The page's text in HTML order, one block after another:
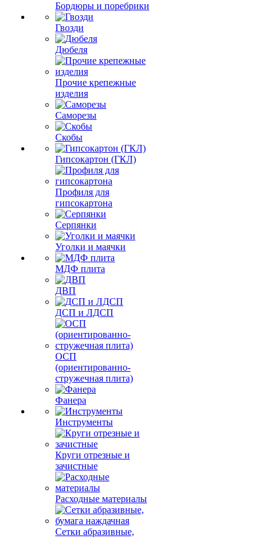
Бордюры и поребрики
Гвозди
Дюбеля
Прочие крепежные
изделия
Саморезы
Скобы
Гипсокартон (ГКЛ)
Профиля для
гипсокартона
Серпянки
Уголки и маячки
МДФ плита
ДВП
ДСП и ЛДСП
ОСП
(ориентированно-
стружечная плита)
Фанера
Инструменты
Круги отрезные и
зачистные
Расходные материалы
Сетки абразивные,